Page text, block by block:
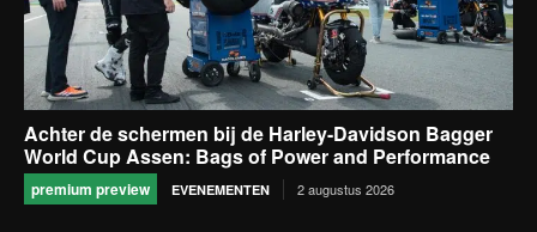
Achter de schermen bij de Harley-Davidson Bagger
World Cup Assen: Bags of Power and Performance
premium preview EVENEMENTEN 2 augustus 2026